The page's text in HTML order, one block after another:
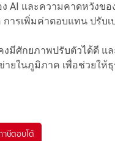
AI และความคาดหวังขอ
ารเพิ่มค่าตอบแทน ปรับ
งมีศักยภาพปรับตัวได้ดี
ยในภูมิภาค เพื่อช่วยให้
าษีตอบโต้